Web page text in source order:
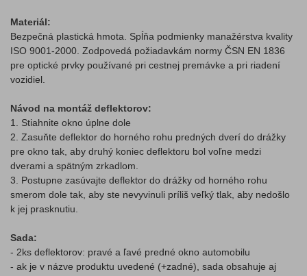
Materiál:
Bezpečná plastická hmota. Spĺňa podmienky manažérstva kvality
ISO 9001-2000. Zodpovedá požiadavkám normy ČSN EN 1836
pre optické prvky používané pri cestnej premávke a pri riadení
vozidiel.
Návod na montáž deflektorov:
1. Stiahnite okno úplne dole
2. Zasuňte deflektor do horného rohu predných dverí do drážky
pre okno tak, aby druhý koniec deflektoru bol voľne medzi
dverami a spätným zrkadlom.
3. Postupne zasúvajte deflektor do drážky od horného rohu
smerom dole tak, aby ste nevyvinuli príliš veľký tlak, aby nedošlo
k jej prasknutiu.
Sada:
- 2ks deflektorov: pravé a ľavé predné okno automobilu
- ak je v názve produktu uvedené (+zadné), sada obsahuje aj